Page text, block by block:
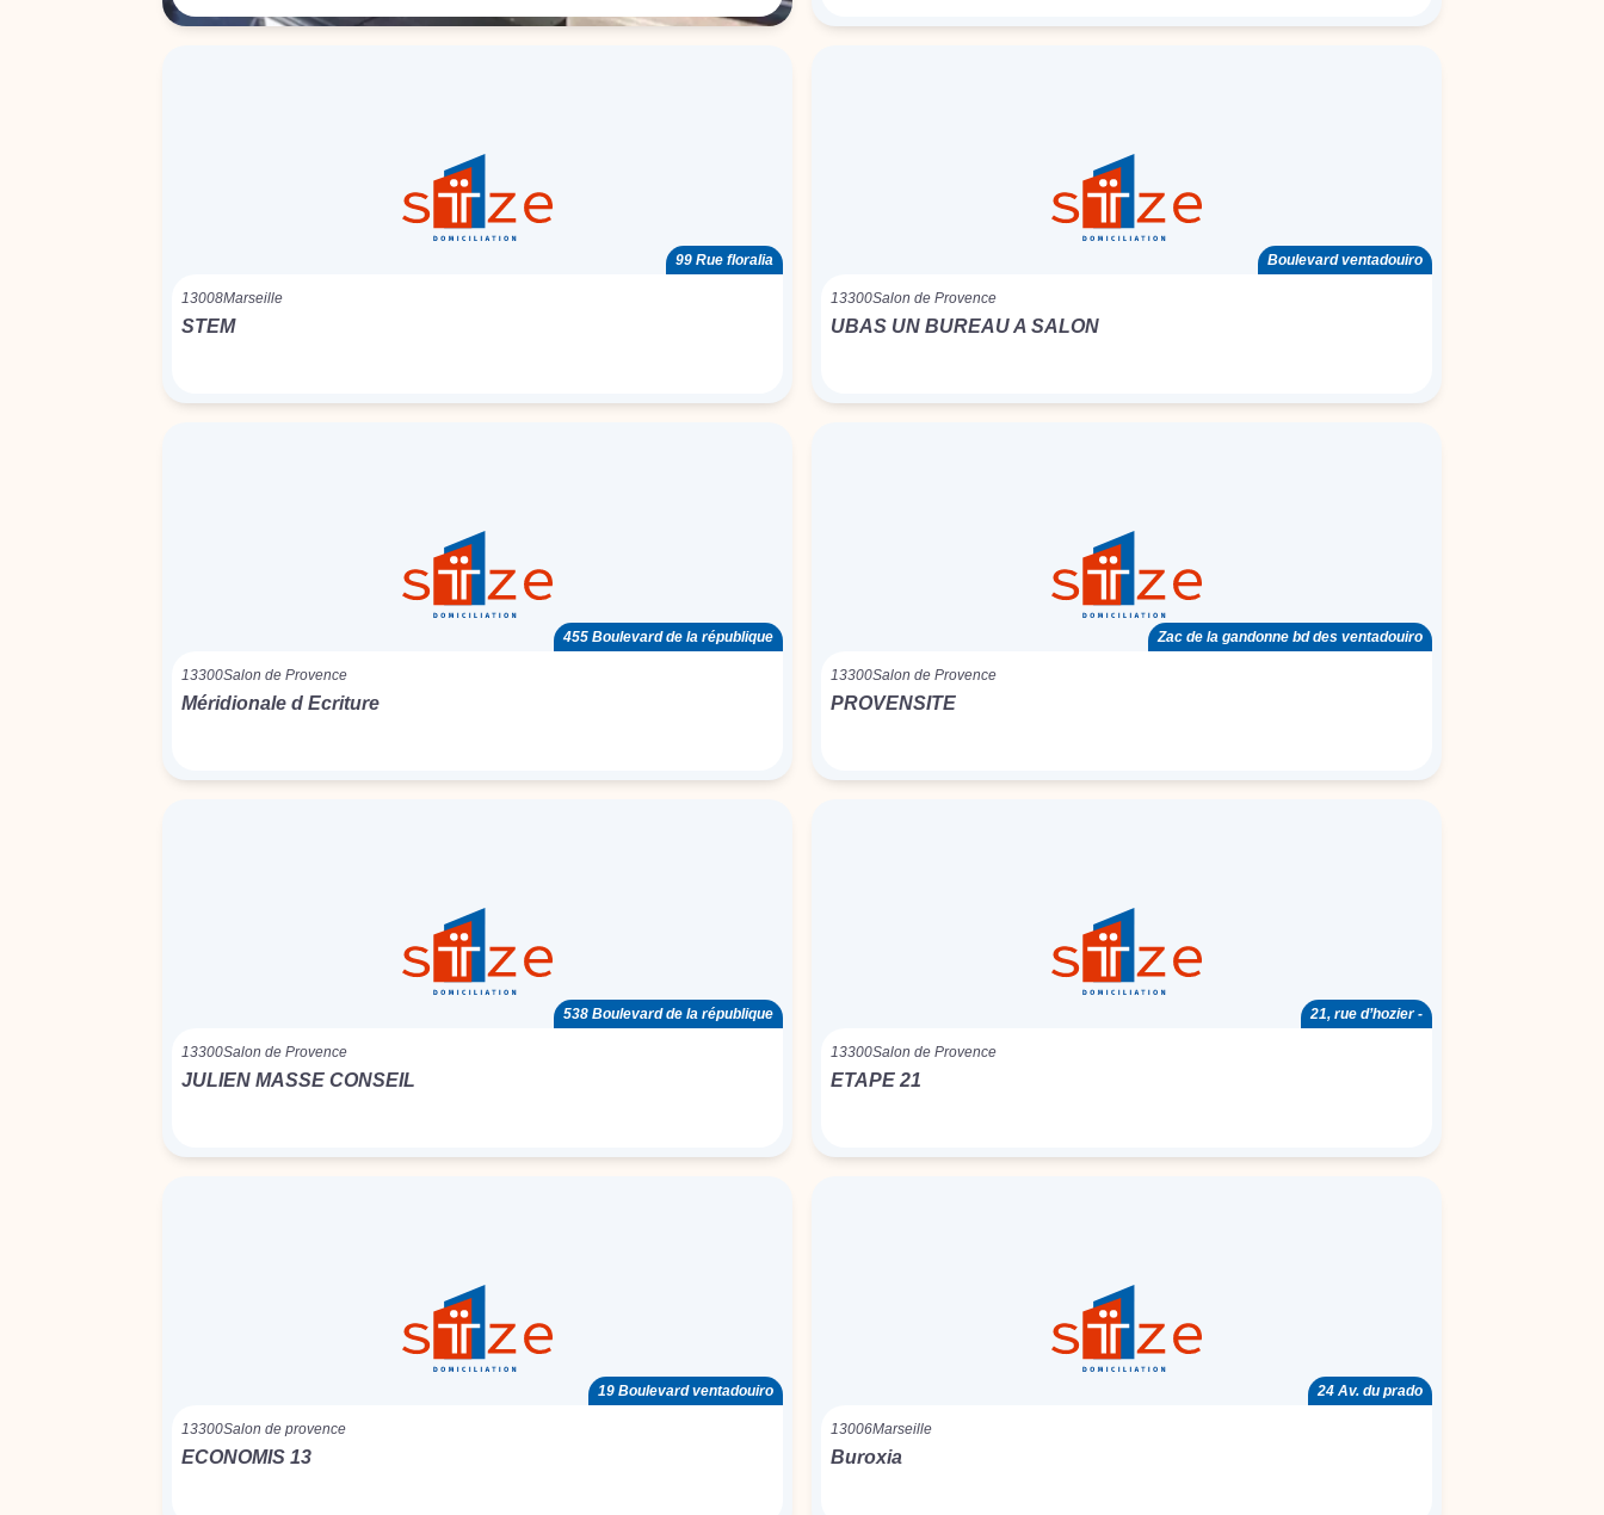
99 Rue floralia
13008Marseille
STEM
Boulevard ventadouiro
13300Salon de Provence
UBAS UN BUREAU A SALON
455 Boulevard de la république
13300Salon de Provence
Méridionale d Ecriture
Zac de la gandonne bd des ventadouiro
13300Salon de Provence
PROVENSITE
538 Boulevard de la république
13300Salon de Provence
JULIEN MASSE CONSEIL
21, rue d’hozier -
13300Salon de Provence
ETAPE 21
19 Boulevard ventadouiro
13300Salon de provence
ECONOMIS 13
24 Av. du prado
13006Marseille
Buroxia